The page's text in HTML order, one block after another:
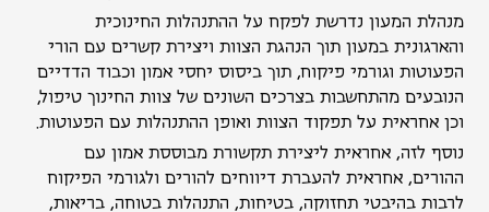
מנהלת המעון נדרשת לפקח על ההתנהלות החינוכית
והארגונית במעון תוך הנהגת הצוות ויצירת קשרים עם הורי
הפעוטות וגורמי פיקוח, תוך ביסוס יחסי אמון וכבוד הדדיים
הנובעים מהתחשבות בצרכים השונים של צוות החינוך טיפול,
וכן אחראית על תפקוד הצוות ואופן ההתנהלות עם הפעוטות.
נוסף לזה, אחראית ליצירת תקשורת מבוססת אמון עם
ההורים, אחראית להעברת דיווחים להורים ולגורמי הפיקוח
לרבות בהיבטי תחזוקה, בטיחות, התנהלות בטוחה, בריאות,